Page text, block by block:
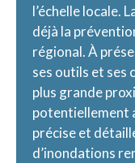
l’échelle locale.
déjà la
régional. À
ses outils et ses
plus grande
potentiellement
précise et
d’inondations